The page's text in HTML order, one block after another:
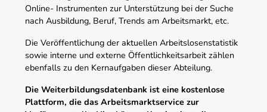
Online- Instrumenten zur Unterstützung bei der Suche
nach Ausbildung, Beruf, Trends am Arbeitsmarkt, etc.
Die Veröffentlichung der aktuellen Arbeitslosenstatistik
sowie interne und externe Öffentlichkeitsarbeit zählen
ebenfalls zu den Kernaufgaben dieser Abteilung.
Die Weiterbildungsdatenbank ist eine kostenlose
Plattform, die das Arbeitsmarktservice zur